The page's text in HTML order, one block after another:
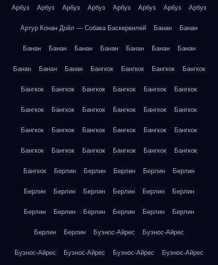
Арбуз Арбуз Арбуз Арбуз Арбуз Арбуз Арбуз Арбуз
Артур Конан Дойл — Собака Баскервилей Банан Банан
Банан Банан Банан Банан Банан Банан Банан
Банан Банан Банан Бангкок Бангкок Бангкок Бангкок
Бангкок Бангкок Бангкок Бангкок Бангкок Бангкок
Бангкок Бангкок Бангкок Бангкок Бангкок Бангкок
Бангкок Бангкок Бангкок Бангкок Бангкок Бангкок
Бангкок Бангкок Бангкок Бангкок Бангкок Бангкок
Бангкок Берлин Берлин Берлин Берлин Берлин
Берлин Берлин Берлин Берлин Берлин Берлин
Берлин Берлин Берлин Берлин Берлин Берлин
Берлин Берлин Буэнос-Айрес Буэнос-Айрес
Буэнос-Айрес Буэнос-Айрес Буэнос-Айрес Буэнос-Айрес